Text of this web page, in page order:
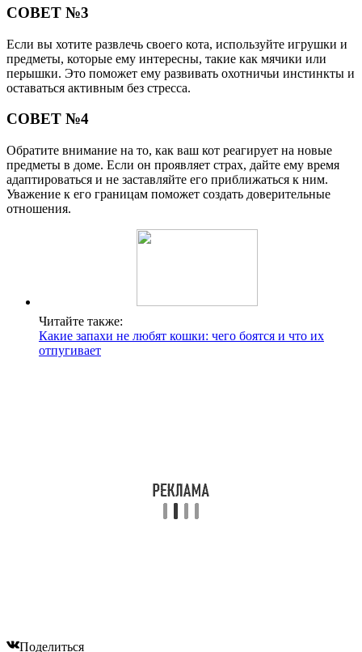
СОВЕТ №3
Если вы хотите развлечь своего кота, используйте игрушки и
предметы, которые ему интересны, такие как мячики или
перышки. Это поможет ему развивать охотничьи инстинкты и
оставаться активным без стресса.
СОВЕТ №4
Обратите внимание на то, как ваш кот реагирует на новые
предметы в доме. Если он проявляет страх, дайте ему время
адаптироваться и не заставляйте его приближаться к ним.
Уважение к его границам поможет создать доверительные
отношения.
Читайте также:
Какие запахи не любят кошки: чего боятся и что их
отпугивает
Поделиться